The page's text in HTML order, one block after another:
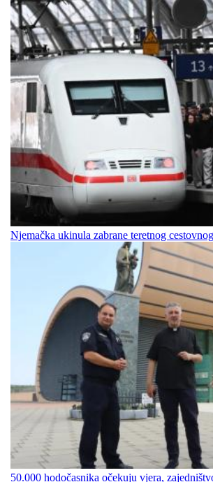
Njemačka ukinula zabrane teretnog
50.000 hodočasnika očekuju vjera,